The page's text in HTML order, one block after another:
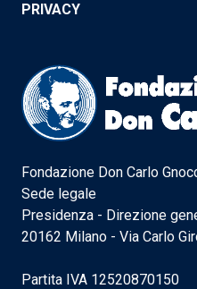
PRIVACY
Fondazione Don Carlo
Sede legale
Presidenza - Direzione
20162 Milano - Via Carlo
Partita IVA 12520870150